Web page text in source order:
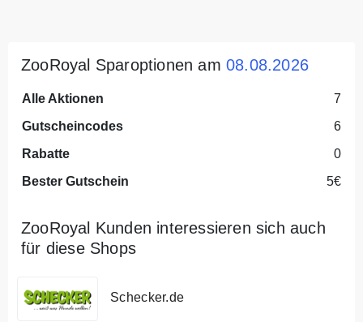
ZooRoyal Sparoptionen am 08.08.2026
Alle Aktionen
7
Gutscheincodes
6
Rabatte
0
Bester Gutschein
5€
ZooRoyal Kunden interessieren sich auch
für diese Shops
Schecker.de